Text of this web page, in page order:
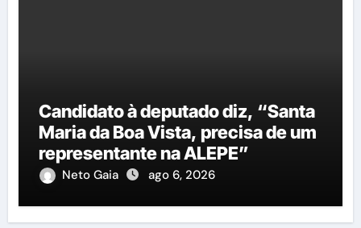
Candidato à deputado diz, “Santa
Maria da Boa Vista, precisa de um
representante na ALEPE”
Neto Gaia ago 6, 2026